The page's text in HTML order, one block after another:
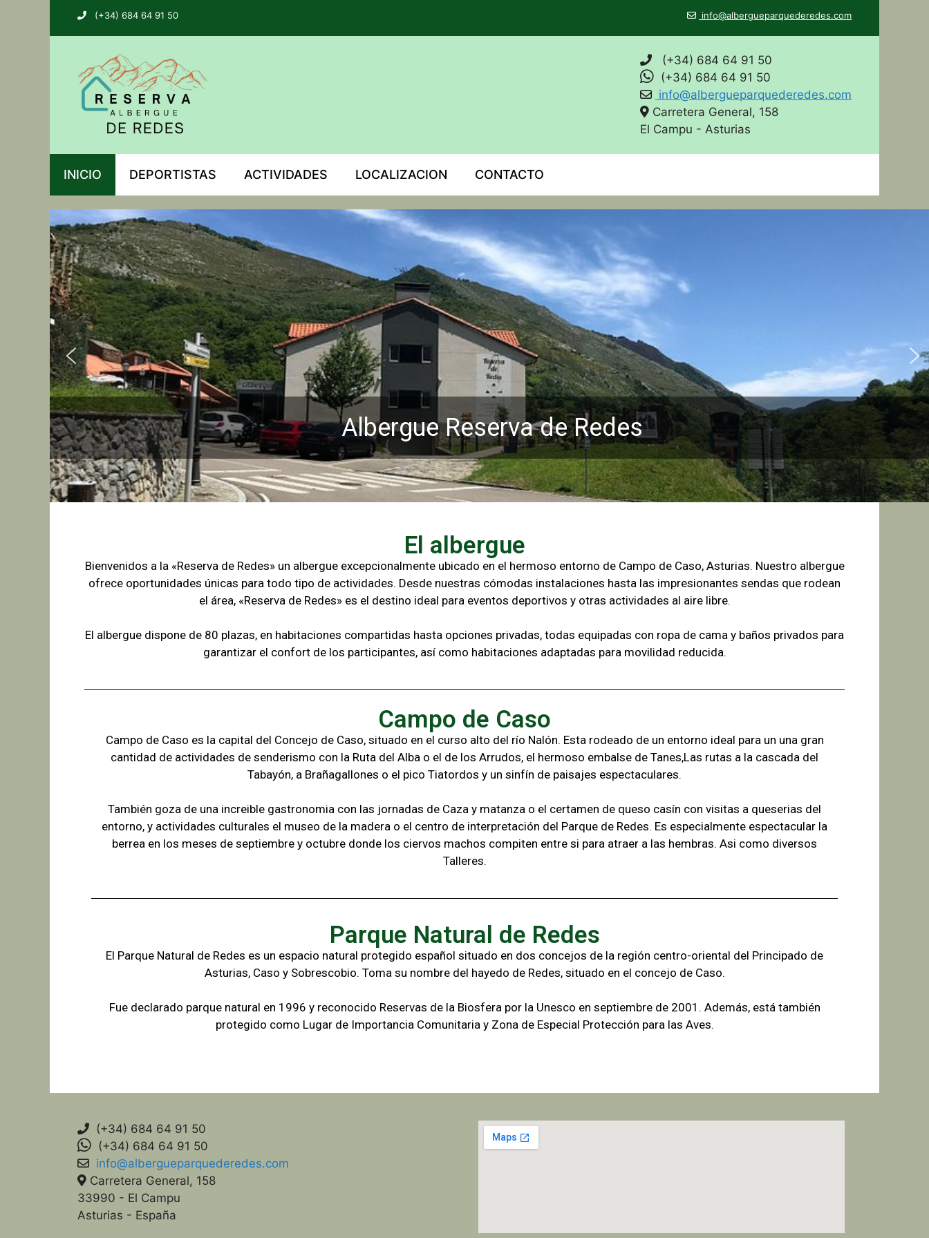
(+34) 684 64 91 50 info@albergueparquederedes.com
(+34) 684 64 91 50
(+34) 684 64 91 50
info@albergueparquederedes.com
Carretera General, 158
El Campu - Asturias
INICIO DEPORTISTAS ACTIVIDADES LOCALIZACION CONTACTO
Albergue Reserva de Redes
El albergue
Bienvenidos a la «Reserva de Redes» un albergue excepcionalmente ubicado en el hermoso entorno de Campo de Caso, Asturias. Nuestro albergue
ofrece oportunidades únicas para todo tipo de actividades. Desde nuestras cómodas instalaciones hasta las impresionantes sendas que rodean
el área, «Reserva de Redes» es el destino ideal para eventos deportivos y otras actividades al aire libre.
El albergue dispone de 80 plazas, en habitaciones compartidas hasta opciones privadas, todas equipadas con ropa de cama y baños privados para
garantizar el confort de los participantes, así como habitaciones adaptadas para movilidad reducida.
Campo de Caso
Campo de Caso es la capital del Concejo de Caso, situado en el curso alto del río Nalón. Esta rodeado de un entorno ideal para un una gran
cantidad de actividades de senderismo con la Ruta del Alba o el de los Arrudos, el hermoso embalse de Tanes,Las rutas a la cascada del
Tabayón, a Brañagallones o el pico Tiatordos y un sinfín de paisajes espectaculares.
También goza de una increible gastronomia con las jornadas de Caza y matanza o el certamen de queso casín con visitas a queserias del
entorno, y actividades culturales el museo de la madera o el centro de interpretación del Parque de Redes. Es especialmente espectacular la
berrea en los meses de septiembre y octubre donde los ciervos machos compiten entre si para atraer a las hembras. Asi como diversos
Talleres.
Parque Natural de Redes
El Parque Natural de Redes es un espacio natural protegido español situado en dos concejos de la región centro-oriental del Principado de
Asturias, Caso y Sobrescobio. Toma su nombre del hayedo de Redes, situado en el concejo de Caso.
Fue declarado parque natural en 1996 y reconocido Reservas de la Biosfera por la Unesco en septiembre de 2001. Además, está también
protegido como Lugar de Importancia Comunitaria y Zona de Especial Protección para las Aves.
(+34) 684 64 91 50
(+34) 684 64 91 50
info@albergueparquederedes.com
Carretera General, 158
33990 - El Campu
Asturias - España